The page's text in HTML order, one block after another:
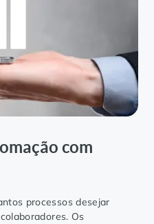
com
processos desejar
Os